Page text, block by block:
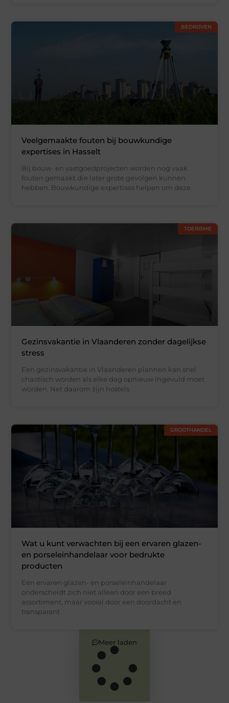
BEDRIJVEN
Veelgemaakte fouten bij bouwkundige
expertises in Hasselt
Bij bouw- en vastgoedprojecten worden nog vaak
fouten gemaakt die later grote gevolgen kunnen
hebben. Bouwkundige expertises helpen om deze
TOERISME
Gezinsvakantie in Vlaanderen zonder dagelijkse
stress
Een gezinsvakantie in Vlaanderen plannen kan snel
chaotisch worden als elke dag opnieuw ingevuld moet
worden. Net daarom zijn hostels
GROOTHANDEL
Wat u kunt verwachten bij een ervaren glazen-
en porseleinhandelaar voor bedrukte
producten
Een ervaren glazen- en porseleinhandelaar
onderscheidt zich niet alleen door een breed
assortiment, maar vooral door een doordacht en
transparant
Meer laden